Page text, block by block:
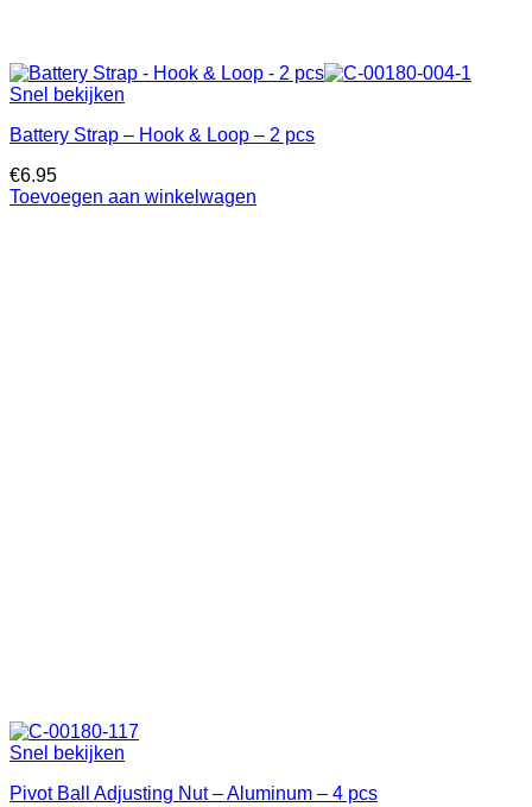
Snel bekijken
Battery Strap – Hook & Loop – 2 pcs
€6.95
Toevoegen aan winkelwagen
Snel bekijken
Pivot Ball Adjusting Nut – Aluminum – 4 pcs